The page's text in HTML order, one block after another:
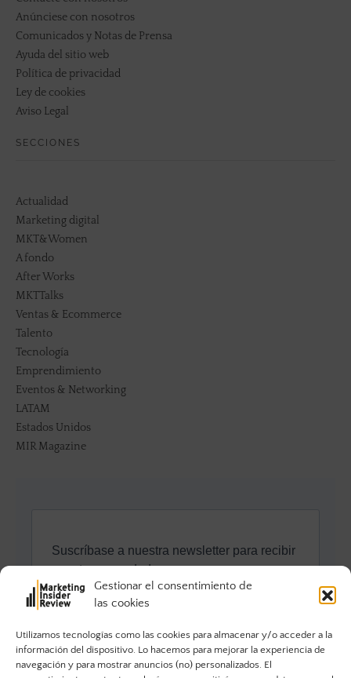
Gestionar el consentimiento de
las cookies
Utilizamos tecnologías como las cookies para almacenar y/o acceder a la
información del dispositivo. Lo hacemos para mejorar la experiencia de
navegación y para mostrar anuncios (no) personalizados. El
Anúnciese con nosotros
Comunicados y Notas de Prensa
Ayuda del sitio web
Política de privacidad
Ley de cookies
Aviso Legal
SECCIONES
Actualidad
Marketing digital
MKT&Women
A fondo
After Works
MKTTalks
Ventas & Ecommerce
Talento
Tecnología
Emprendimiento
Eventos & Networking
LATAM
Estados Unidos
MIR Magazine